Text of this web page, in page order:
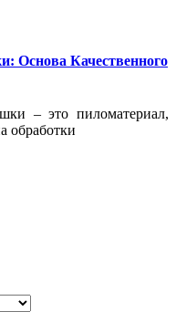
Основа Качественного
– это пиломатериал,
обработки